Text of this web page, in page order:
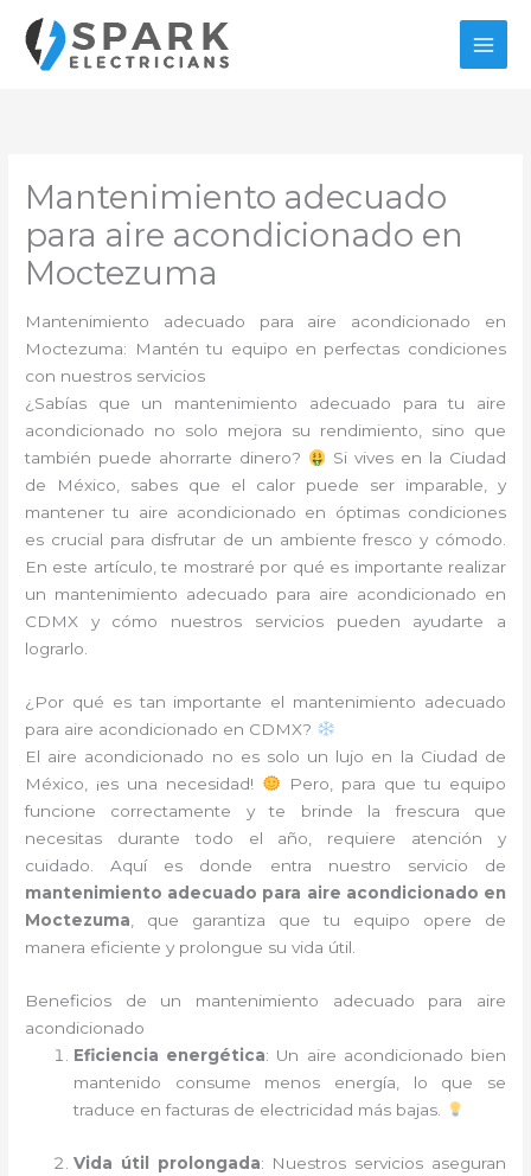
contenido
Mantenimiento adecuado
para aire acondicionado en
Moctezuma
Mantenimiento adecuado para aire acondicionado en
Moctezuma: Mantén tu equipo en perfectas condiciones
con nuestros servicios
¿Sabías que un mantenimiento adecuado para tu aire
acondicionado no solo mejora su rendimiento, sino que
también puede ahorrarte dinero?
Si vives en la Ciudad
de México, sabes que el calor puede ser imparable, y
mantener tu aire acondicionado en óptimas condiciones
es crucial para disfrutar de un ambiente fresco y cómodo.
En este artículo, te mostraré por qué es importante realizar
un mantenimiento adecuado para aire acondicionado en
CDMX y cómo nuestros servicios pueden ayudarte a
lograrlo.
¿Por qué es tan importante el mantenimiento adecuado
para aire acondicionado en CDMX?
El aire acondicionado no es solo un lujo en la Ciudad de
México, ¡es una necesidad!
Pero, para que tu equipo
funcione correctamente y te brinde la frescura que
necesitas durante todo el año, requiere atención y
cuidado. Aquí es donde entra nuestro servicio de
mantenimiento adecuado para aire acondicionado en
Moctezuma , que garantiza que tu equipo opere de
manera eficiente y prolongue su vida útil.
Beneficios de un mantenimiento adecuado para aire
acondicionado
Eficiencia energética: Un aire acondicionado bien
mantenido consume menos energía, lo que se
traduce en facturas de electricidad más bajas.
Vida útil prolongada: Nuestros servicios aseguran